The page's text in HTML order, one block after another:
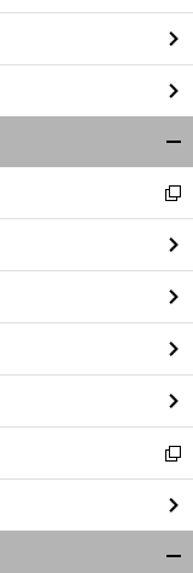
前
閉
る
新
し
い
ウ
ィ
ン
ド
ウ
で
開
く
新
し
い
ウ
ィ